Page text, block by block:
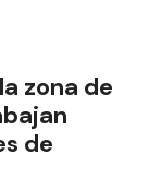
zona de
de